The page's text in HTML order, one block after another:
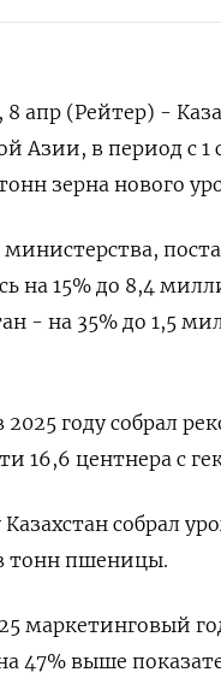
апр (Рейтер) -
Азии, в период с 1
зерна нового
⁠на 15% до 8,4
- на ​35% до 1,5
2025 году собрал
16,6 центнера с
‌Казахстан собрал
тонн пшеницы.
маркетинговый
47% выше